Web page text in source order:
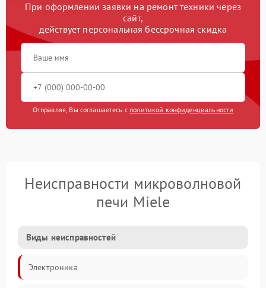
При оформлении заявки на ремонт техники через
сайт,
действует персональная бессрочная скидка
Отправляя, Вы соглашаетесь с политикой конфиденциальности
Неисправности микроволновой
печи Miele
Виды неисправностей
Электроника